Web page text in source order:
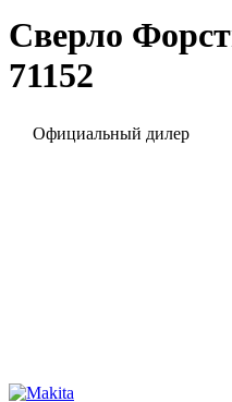
Сверло
71152
Официальный дилер